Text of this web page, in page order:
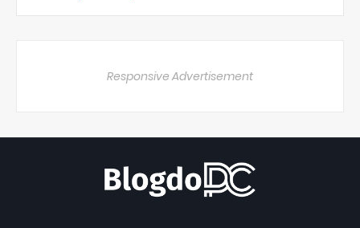
Responsive Advertisement